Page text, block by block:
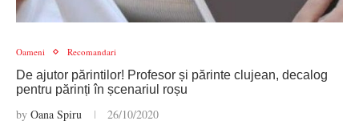
Oameni Recomandari
De ajutor părintilor! Profesor și părinte clujean, decalog
pentru părinți în șcenariul roșu
by Oana Spiru 26/10/2020